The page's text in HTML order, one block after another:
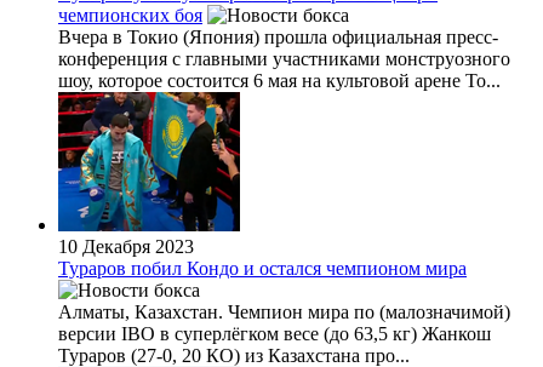
чемпионских боя
Вчера в Токио (Япония) прошла официальная пресс-
конференция с главными участниками монструозного
шоу, которое состоится 6 мая на культовой арене To...
10 Декабря 2023
Тураров побил Кондо и остался чемпионом мира
Алматы, Казахстан. Чемпион мира по (малозначимой)
версии IBO в суперлёгком весе (до 63,5 кг) Жанкош
Тураров (27-0, 20 КО) из Казахстана про...